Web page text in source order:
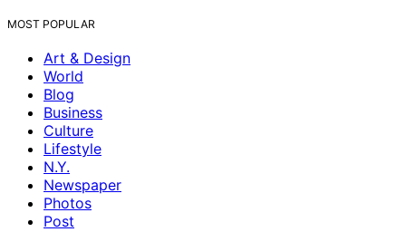
MOST POPULAR
Art & Design
World
Blog
Business
Culture
Lifestyle
N.Y.
Newspaper
Photos
Post